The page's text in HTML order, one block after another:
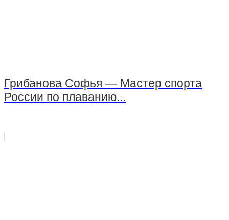
Грибанова Софья — Мастер спорта
России по плаванию...